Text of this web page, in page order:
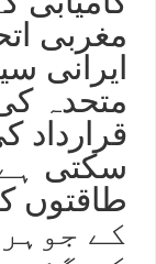
مغربی
ایرانی
متحدہ
قرارداد
سکتی
کے